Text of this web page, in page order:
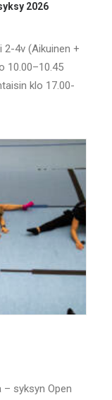
2026
2-4v (Aikuinen +
10.00–10.45
klo 17.00-
syksyn Open